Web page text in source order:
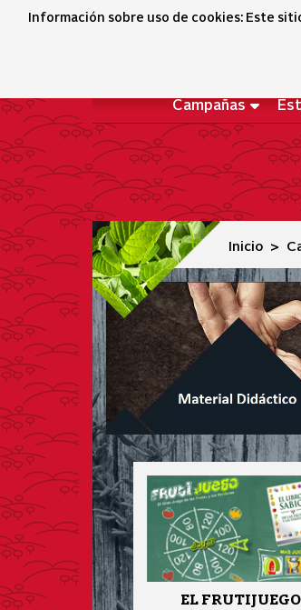
Información sobre uso de cookies: Este
Campañas
Juegos
Inicio
EL FRUTIJUEGO